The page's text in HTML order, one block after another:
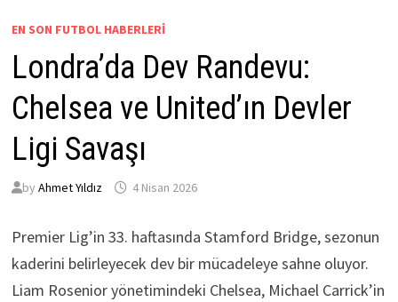
EN SON FUTBOL HABERLERI
Londra’da Dev Randevu:
Chelsea ve United’ın Devler
Ligi Savaşı
by Ahmet Yıldız 4 Nisan 2026
Premier Lig’in 33. haftasında Stamford Bridge, sezonun
kaderini belirleyecek dev bir mücadeleye sahne oluyor.
Liam Rosenior yönetimindeki Chelsea, Michael Carrick’in